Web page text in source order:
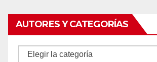
AUTORES Y CATEGORÍAS
Autores